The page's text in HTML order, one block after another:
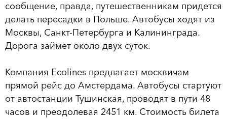
сообщение, правда, путешественникам придется
делать пересадки в Польше. Автобусы ходят из
Москвы, Санкт-Петербурга и Калининграда.
Дорога займет около двух суток.
Компания Ecolines предлагает москвичам
прямой рейс до Амстердама. Автобусы стартуют
от автостанции Тушинская, проводят в пути 48
часов и преодолевая 2451 км. Стоимость билета